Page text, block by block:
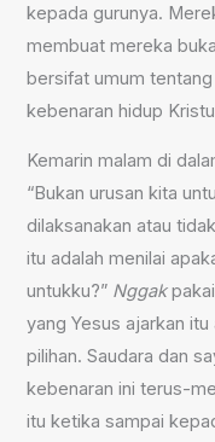
kepada gurunya.
membuat mereka
bersifat umum
kebenaran hidup
Kemarin malam di
“Bukan urusan kita
dilaksanakan atau
itu adalah menilai
untukku?” Nggak
yang Yesus ajarkan
pilihan. Saudara dan
kebenaran ini terus-
itu ketika sampai